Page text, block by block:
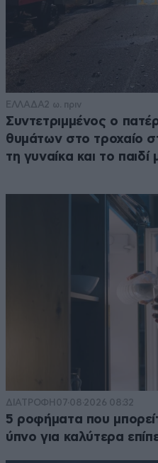
ΕΛΛΑΔΑ2 ω. πριν
Συντετριμμένος ο
θυμάτων στο τροχαίο
τη γυναίκα και το
ΔΙΑΤΡΟΦΗ 07·08·2026 08:32
5 ροφήματα που
ύπνο για καλύτερα